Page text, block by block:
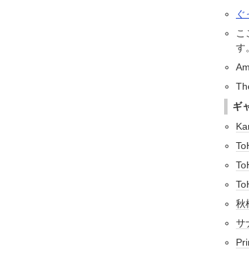
ぐ
こ
す。
ギ
秋
サ